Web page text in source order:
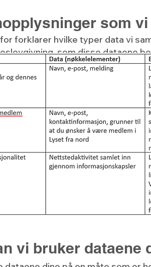
som
forklarer hvilke typer data vi
som disse dataene
vi bruker dataene